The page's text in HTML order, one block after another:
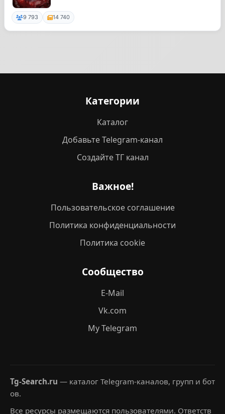
9 793 14 740
Категории
Каталог
Добавьте Telegram-канал
Создайте ТГ канал
Важное!
Пользовательское соглашение
Политика конфиденциальности
Политика cookie
Сообщество
E-Mail
Vk.com
My Telegram
Tg-Search.ru — каталог Telegram-каналов, групп и бот
ов.
Все ресурсы размещаются пользователями. Ответств